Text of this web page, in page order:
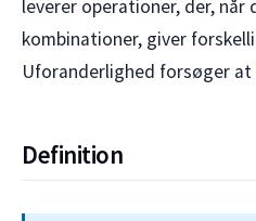
leverer operationer, der, når
kombinationer, giver
Uforanderlighed forsøger
Definition